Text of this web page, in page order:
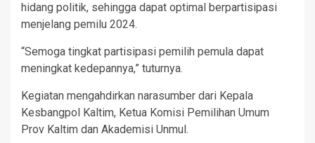
hidang politik, sehingga dapat optimal berpartisipasi
menjelang pemilu 2024.
“Semoga tingkat partisipasi pemilih pemula dapat
meningkat kedepannya,” tuturnya.
Kegiatan mengahdirkan narasumber dari Kepala
Kesbangpol Kaltim, Ketua Komisi Pemilihan Umum
Prov Kaltim dan Akademisi Unmul.